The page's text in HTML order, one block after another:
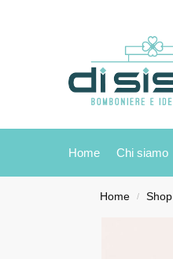
Home Chi siamo
Home / Shop